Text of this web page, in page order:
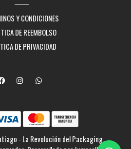
Y CONDICIONES
DE REEMBOLSO
DE PRIVACIDAD
- La Revolución del Packaging.